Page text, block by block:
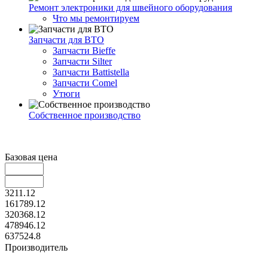
Ремонт электроники для швейного оборудования
Что мы ремонтируем
Запчасти для ВТО
Запчасти Bieffe
Запчасти Silter
Запчасти Battistella
Запчасти Comel
Утюги
Собственное производство
Базовая цена
3211.12
161789.12
320368.12
478946.12
637524.8
Производитель